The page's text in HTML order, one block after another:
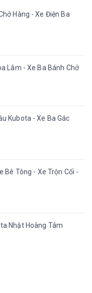
Hàng - Xe Điện Ba
Lâm - Xe Ba Bánh Chở
Kubota - Xe Ba Gác
Bê Tông - Xe Trộn Cối -
Nhật Hoàng Tâm